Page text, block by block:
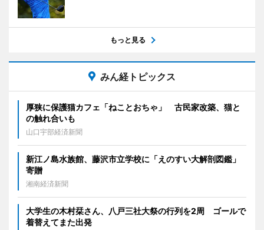
もっと見る
みん経トピックス
厚狭に保護猫カフェ「ねことおちゃ」 古民家改築、猫と
の触れ合いも
山口宇部経済新聞
新江ノ島水族館、藤沢市立学校に「えのすい大解剖図鑑」
寄贈
湘南経済新聞
大学生の木村栞さん、八戸三社大祭の行列を2周 ゴールで
着替えてまた出発